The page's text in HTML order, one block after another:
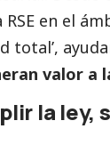
en el
total’,
valor a
la ley,